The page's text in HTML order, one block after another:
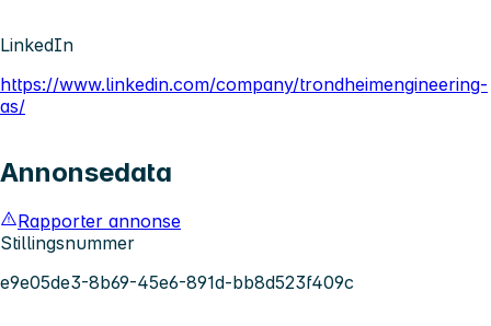
LinkedIn
https://www.linkedin.com/company/trondheimengineering-
as/
Annonsedata
Rapporter annonse
Stillingsnummer
e9e05de3-8b69-45e6-891d-bb8d523f409c